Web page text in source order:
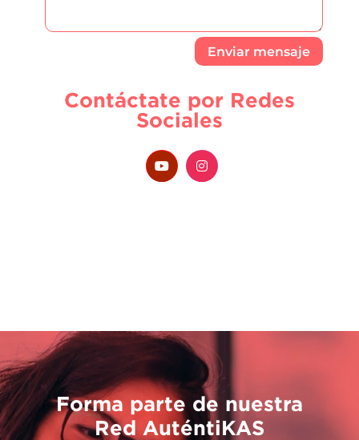
Enviar mensaje
Contáctate por Redes
Sociales
Forma parte de nuestra
Red AuténtiKAS